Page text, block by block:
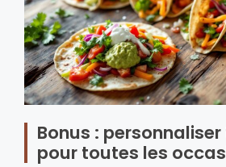
Bonus :
pour toutes les